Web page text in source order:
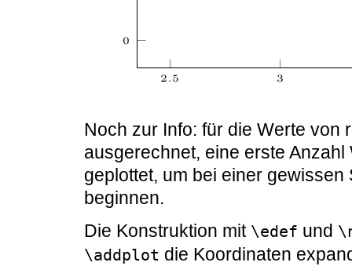
Noch zur Info: für die Werte von
ausgerechnet, eine erste
geplottet, um bei einer
beginnen.
Die Konstruktion mit \edef und
\addplot die Koordinaten